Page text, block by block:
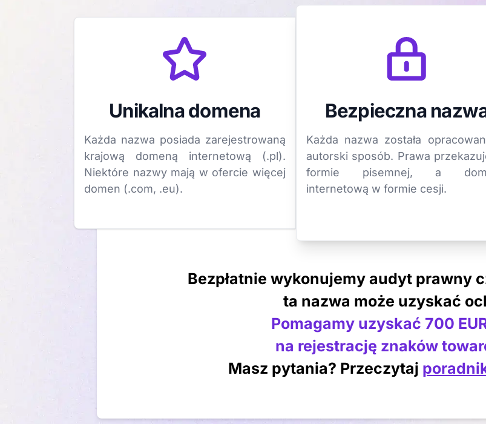
Unikalna domena
Każda nazwa posiada zarejestrowaną
krajową domeną internetową (.pl).
Niektóre nazwy mają w ofercie więcej
domen (.com, .eu).
Bezpieczna
Każda nazwa została
autorski sposób. Prawa
formie pisemnej, a
internetową w formie cesji.
Bezpłatnie wykonujemy audyt prawny
ta nazwa może uzyskać
Pomagamy uzyskać 700
na rejestrację znaków
Masz pytania? Przeczytaj